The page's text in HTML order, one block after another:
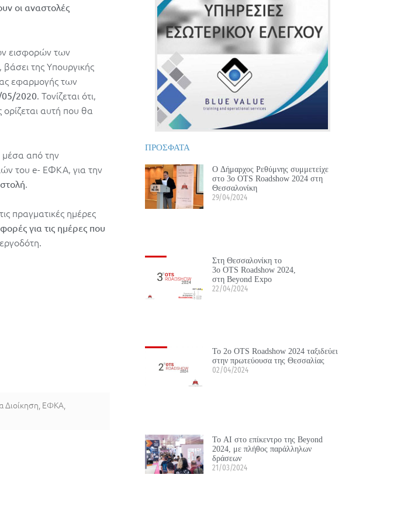
οι αναστολές
εισφορών των
της Υπουργικής
εφαρμογής των
05/2020. Τονίζεται ότι,
αυτή που θα
μέσα από την
του e- ΕΦΚΑ, για την
.
πραγματικές ημέρες
για τις ημέρες που
Διοίκηση ΕΦΚΑ
ΠΡΟΣΦΑΤΑ
Ο Δήμαρχος Ρεθύμνης συμμετείχε
στο 3ο OTS Roadshow 2024 στη
Θεσσαλονίκη
29/04/2024
Στη Θεσσαλονίκη το
3ο OTS Roadshow 2024,
στη Beyond Expo
22/04/2024
Το 2ο OTS Roadshow 2024 ταξιδεύει
στην πρωτεύουσα της Θεσσαλίας
02/04/2024
Το ΑΙ στο επίκεντρο της Beyond
2024, με πλήθος παράλληλων
δράσεων
21/03/2024